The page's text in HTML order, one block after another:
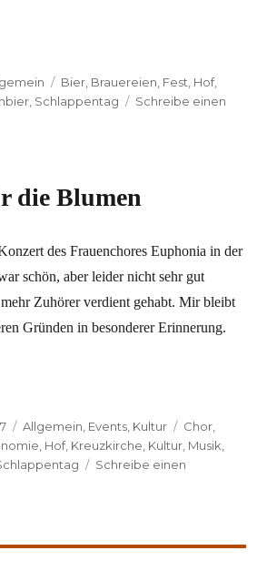
kann kommen“
Schlagwörter
Bier Brauereien Fest Hof,
Schlappentag
Schreibe einen
die Blumen
des Frauenchores Euphonia in der
schön, aber leider nicht sehr gut
mehr Zuhörer verdient gehabt. Mir bleibt
Gründen in besonderer Erinnerung.
Kategorien
Allgemein Events Kultur Schlagwörter
Chor
Hof, Kreuzkirche Kultur Musik
Schreibe einen